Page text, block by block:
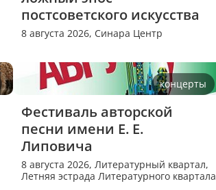
постсоветского искусства
8 августа 2026, Синара Центр
концерты
Фестиваль авторской
песни имени Е. Е.
Липовича
8 августа 2026,Литературный квартал,
Летняя эстрада Литературного квартала